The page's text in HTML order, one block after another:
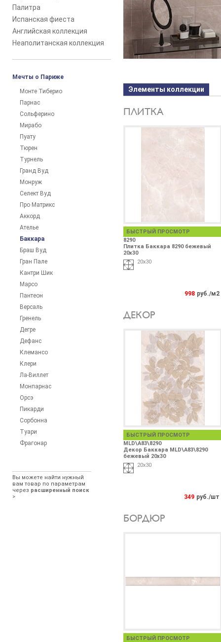
Палитра
Испанская фиеста
Английская коллекция
Неаполитанская коллекция
Мечты о Париже
Монте Тиберио
Парнас
Сольферино
Мирабо
Пуату
Тюрен
Турнель
Гранд Вуд
Монруж
Селект Вуд
Про Матрикс
Аккорд
Ателье
Баккара
Браш Вуд
Гран Пале
Кантри Шик
Марсо
Пантеон
Версаль
Гренель
Дегре
Дефанс
Клемансо
Клери
Ла-Виллет
Монпарнас
Орсэ
Пикарди
Сорбонна
Туари
Фрагонар
Вы можете найти нужный
вам товар по параметрам
через расширенный поиск
>
Элементы коллекции
ПЛИТКА
БЫСТРЫЙ ПРОСМОТР
8290
Плитка Баккара 8290 бежевый
20х30
20х30
998 руб./м2
ДЕКОР
БЫСТРЫЙ ПРОСМОТР
MLD\A83\8290
Декор Баккара MLD\A83\8290
бежевый 20х30
20х30
349 руб./шт
БОРДЮР
БЫСТРЫЙ ПРОСМОТР